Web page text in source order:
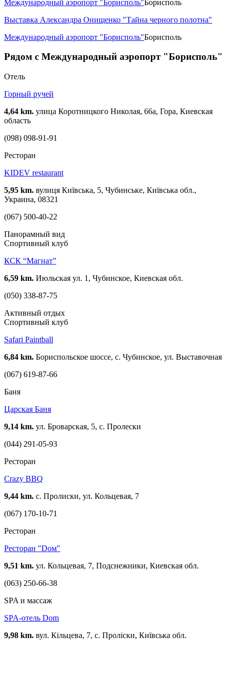
Международный аэропорт "Борисполь" Борисполь
Выставка Александра Онищенко "Тайна черного полотна"
Международный аэропорт "Борисполь"Борисполь
Рядом с Международный аэропорт "Борисполь"
Отель
Горный ручей
4,64 km. улица Коротницкого Николая, 66а, Гора, Киевская
область
(098) 098-91-91
Ресторан
KIDEV restaurant
5,95 km. вулиця Київська, 5, Чубинське, Київська обл.,
Украина, 08321
(067) 500-40-22
Панорамный вид
Спортивный клуб
КСК “Магнат”
6,59 km. Июльская ул. 1, Чубинское, Киевская обл.
(050) 338-87-75
Активный отдых
Спортивный клуб
Safari Paintball
6,84 km. Бориспольское шоссе, с. Чубинское, ул. Выставочная
(067) 619-87-66
Баня
Царская Баня
9,14 km. ул. Броварская, 5, с. Пролески
(044) 291-05-93
Ресторан
Crazy BBQ
9,44 km. с. Пролиски, ул. Кольцевая, 7
(067) 170-10-71
Ресторан
Ресторан "Dом"
9,51 km. ул. Кольцевая, 7, Подснежники, Киевская обл.
(063) 250-66-38
SPA и массаж
SPA-отель Dom
9,98 km. вул. Кільцева, 7, с. Проліски, Київська обл.